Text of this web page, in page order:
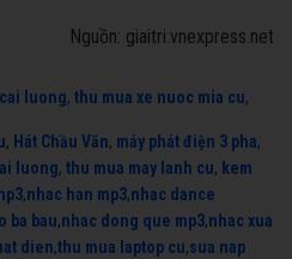
Nguồn: giaitri.vnexpress.net
cai luong, thu mua xe nuoc mia cu,
, Hát Chầu Văn, máy phát điện 3 pha,
luong, thu mua may lanh cu, kem
,nhac han mp3,nhac dance
ba bau,nhac dong que mp3,nhac xua
dien,thu mua laptop cu,sua nap